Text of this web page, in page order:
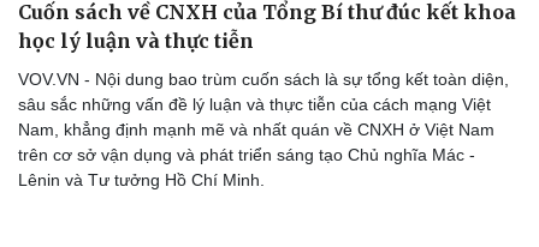
Tư vấn
Săn Tour
check-in
Cửa sổ tình yêu
Kể chuyện cho bé
Hạt giống tâm hồn
Cuốn sách về CNXH của Tổng Bí thư đúc kết khoa
học lý luận và thực tiễn
VOV.VN - Nội dung bao trùm cuốn sách là sự tổng kết toàn diện,
sâu sắc những vấn đề lý luận và thực tiễn của cách mạng Việt
Nam, khẳng định mạnh mẽ và nhất quán về CNXH ở Việt Nam
trên cơ sở vận dụng và phát triển sáng tạo Chủ nghĩa Mác -
Lênin và Tư tưởng Hồ Chí Minh.